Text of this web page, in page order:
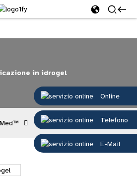
Online
Telefono
E-Mail
in idrogel
Medicazione in idrogel